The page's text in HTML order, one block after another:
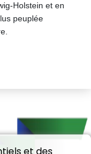
Holstein et en
peuplée